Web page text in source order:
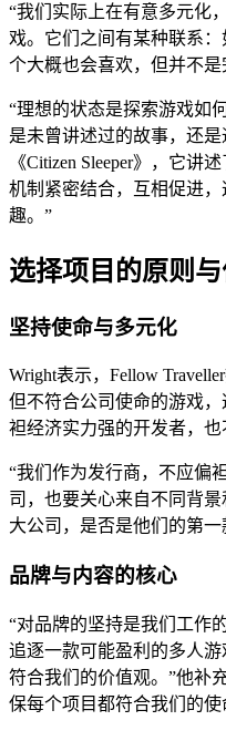
“我们实际上在有意多元化
戏。它们之间有某种联系
个大概也会喜欢，但并不
“理想的状态是探索游戏如
是未曾讲述过的故事，还
《Citizen Sleeper》，它讲
机制紧密结合，互相促进
趣。”
选择项目的原则
坚持使命与多元化
Wright表示，Fellow
但不符合公司使命的游戏
袒经济实力强的开发者，也
“我们作为发行商，不应偏
司，也要关心来自不同背
大公司，是否是他们的第
品牌与内容的核心
“对品牌的坚持是我们工作
追逐一款可能盈利的多人
符合我们的价值观。”他补
保每个项目都符合我们的使